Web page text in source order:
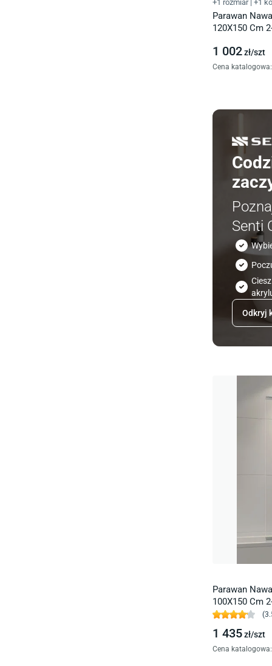
+1 rozmiar +1
Parawan
120X150 Cm
1 002zł/szt
Cena katalogowa:
Senti
Odkryj
Parawan
100X150 Cm
Składany
(
1 435zł/szt
Cena katalogowa: